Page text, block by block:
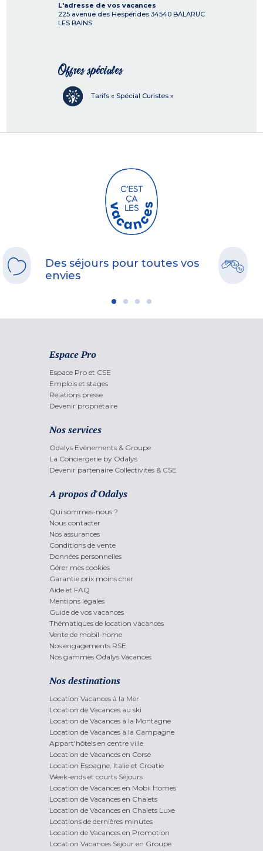
L'adresse de vos vacances
225 avenue des Hespérides 34540 BALARUC
LES BAINS
Offres spéciales
Tarifs « Spécial Curistes »
Des séjours pour toutes vos
envies
Espace Pro
Espace Pro et CSE
Emplois et stages
Relations presse
Devenir propriétaire
Nos services
Odalys Evènements & Groupe
La Conciergerie by Odalys
Devenir partenaire Collectivités & CSE
A propos d'Odalys
Qui sommes-nous ?
Nous contacter
Nos assurances
Conditions de vente
Données personnelles
Gérer mes cookies
Garantie prix moins cher
Aide et FAQ
Mentions légales
Guide de vos vacances
Thématiques de location vacances
Vente de mobil-home
Nos engagements RSE
Nos gammes Odalys Vacances
Nos destinations
Location Vacances à la Mer
Location de Vacances au ski
Location de Vacances à la Montagne
Location de Vacances à la Campagne
Appart'hôtels en centre ville
Location de Vacances en Corse
Location Espagne, Italie et Croatie
Week-ends et courts Séjours
Location de Vacances en Mobil Homes
Location de Vacances en Chalets
Location de Vacances en Chalets Luxe
Locations de dernières minutes
Location de Vacances en Promotion
Location Vacances Séjour en Groupe